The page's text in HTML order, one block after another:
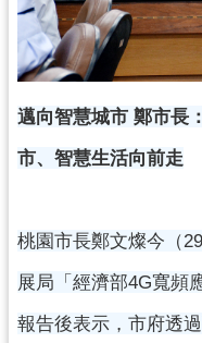
訊
訊
息
公
服
府
邁向智慧城市 鄭市長
市、智慧生活向前走
桃園市長鄭文燦今（
展局「經濟部4G寬頻
報告後表示，市府透